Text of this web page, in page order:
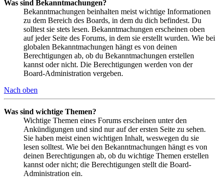
Was sind Bekanntmachungen?
Bekanntmachungen beinhalten meist wichtige Informationen
zu dem Bereich des Boards, in dem du dich befindest. Du
solltest sie stets lesen. Bekanntmachungen erscheinen oben
auf jeder Seite des Forums, in dem sie erstellt wurden. Wie bei
globalen Bekanntmachungen hängt es von deinen
Berechtigungen ab, ob du Bekanntmachungen erstellen
kannst oder nicht. Die Berechtigungen werden von der
Board-Administration vergeben.
Nach oben
Was sind wichtige Themen?
Wichtige Themen eines Forums erscheinen unter den
Ankündigungen und sind nur auf der ersten Seite zu sehen.
Sie haben meist einen wichtigen Inhalt, weswegen du sie
lesen solltest. Wie bei den Bekanntmachungen hängt es von
deinen Berechtigungen ab, ob du wichtige Themen erstellen
kannst oder nicht; die Berechtigungen stellt die Board-
Administration ein.